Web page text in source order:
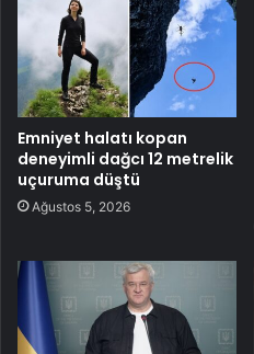
Emniyet halatı kopan
deneyimli dağcı 12 metrelik
uçuruma düştü
Ağustos 5, 2026